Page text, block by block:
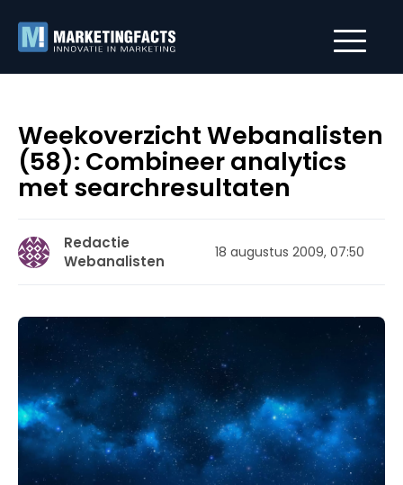
Weekoverzicht Webanalisten
(58): Combineer analytics
met searchresultaten
Redactie
Webanalisten
18 augustus 2009, 07:50